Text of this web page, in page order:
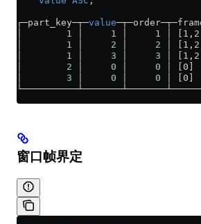
┌─part_key─┬─value
1 1 1 │
1 2 2 │
1 3 3 │
2 0 0 │
3 0 0 │
窗口帧界定